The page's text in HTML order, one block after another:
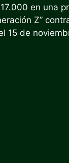
en una
Z”
15 de